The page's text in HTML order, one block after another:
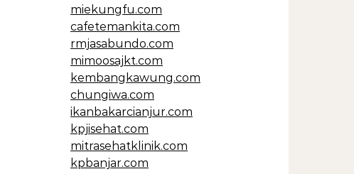
miekungfu.com
cafetemankita.com
rmjasabundo.com
mimoosajkt.com
kembangkawung.com
chungiwa.com
ikanbakarcianjur.com
kpjisehat.com
mitrasehatklinik.com
kpbanjar.com